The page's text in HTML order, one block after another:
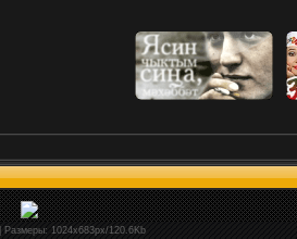
Размеры: 1024x683px/120.6Kb